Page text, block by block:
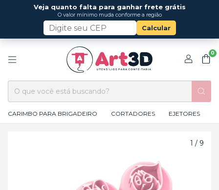
Veja quanto falta para ganhar frete grátis
O valor mínimo muda conforme a região
Calcular
0
CARIMBO PARA BRIGADEIRO CORTADORES EJETORES
1 / 9